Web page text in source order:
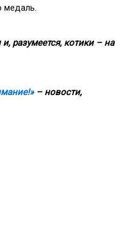
медаль.
разумеется, котики – на
– новости,